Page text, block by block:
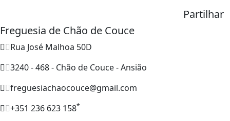
Partilhar
Freguesia de Chão de Couce
Rua José Malhoa 50D
3240 - 468 - Chão de Couce - Ansião
freguesiachaocouce@gmail.com
+351 236 623 158*